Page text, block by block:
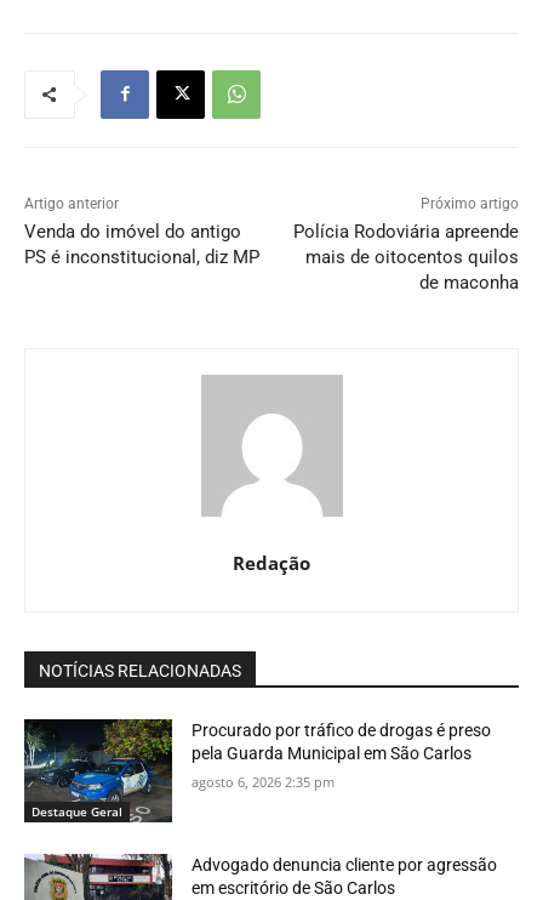
Artigo anterior
Venda do imóvel do antigo
PS é inconstitucional, diz MP
Próximo artigo
Polícia Rodoviária apreende
mais de oitocentos quilos
de maconha
Redação
NOTÍCIAS RELACIONADAS
Destaque Geral
Procurado por tráfico de drogas é preso
pela Guarda Municipal em São Carlos
agosto 6, 2026 2:35 pm
Advogado denuncia cliente por agressão
em escritório de São Carlos